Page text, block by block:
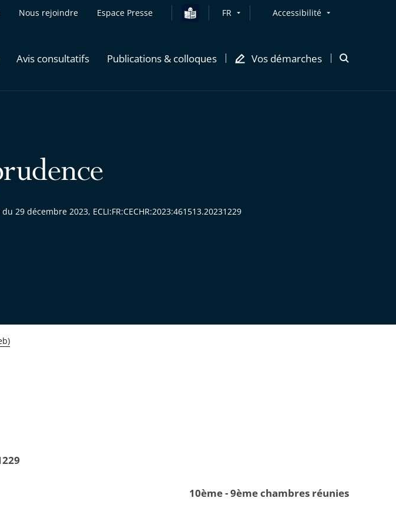
Nous rejoindre Espace Presse FR Accessibilité
Avis consultatifs Publications & colloques Vos démarches
Ouvrir
29 décembre 2023, ECLI:FR:CECHR:2023:461513.20231229
10ème - 9ème chambres réunies